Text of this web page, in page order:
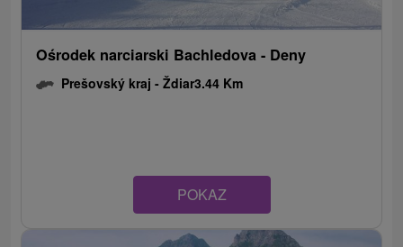
Ośrodek narciarski Bachledova - Deny
Prešovský kraj -Ždiar3.44 Km
POKAZ